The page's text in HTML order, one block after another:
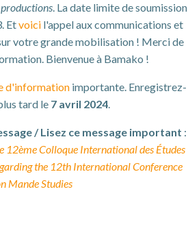
productions. La date limite de soumission
Etvoici l'appel aux communications et
votre grande mobilisation ! Merci de
Bienvenue à Bamako !
d'information importante. Enregistrez-
tard le 7 avril 2024.
/ Lisez ce message important :
12ème Colloque International des Études
the 12th International Conference
Mande Studies